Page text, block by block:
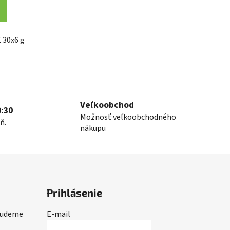
30x6 g
Veľkoobchod
Možnosť veľkoobchodného
nákupu
Prihlásenie
E-mail